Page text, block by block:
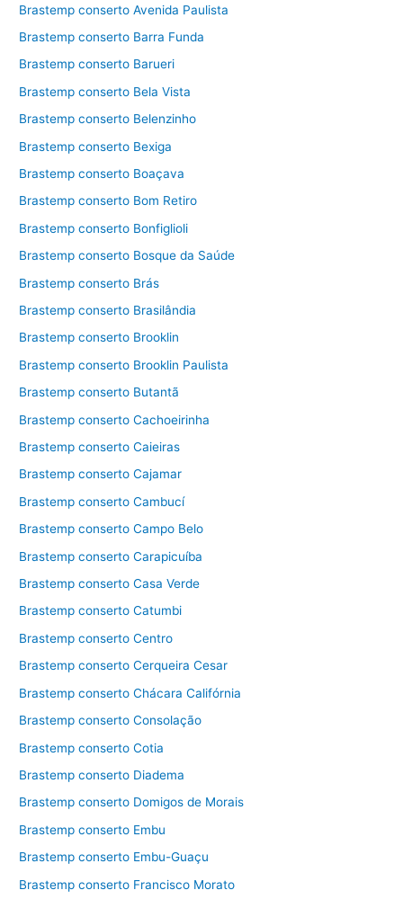
Brastemp conserto Avenida Paulista
Brastemp conserto Barra Funda
Brastemp conserto Barueri
Brastemp conserto Bela Vista
Brastemp conserto Belenzinho
Brastemp conserto Bexiga
Brastemp conserto Boaçava
Brastemp conserto Bom Retiro
Brastemp conserto Bonfiglioli
Brastemp conserto Bosque da Saúde
Brastemp conserto Brás
Brastemp conserto Brasilândia
Brastemp conserto Brooklin
Brastemp conserto Brooklin Paulista
Brastemp conserto Butantã
Brastemp conserto Cachoeirinha
Brastemp conserto Caieiras
Brastemp conserto Cajamar
Brastemp conserto Cambucí
Brastemp conserto Campo Belo
Brastemp conserto Carapicuíba
Brastemp conserto Casa Verde
Brastemp conserto Catumbi
Brastemp conserto Centro
Brastemp conserto Cerqueira Cesar
Brastemp conserto Chácara Califórnia
Brastemp conserto Consolação
Brastemp conserto Cotia
Brastemp conserto Diadema
Brastemp conserto Domigos de Morais
Brastemp conserto Embu
Brastemp conserto Embu-Guaçu
Brastemp conserto Francisco Morato